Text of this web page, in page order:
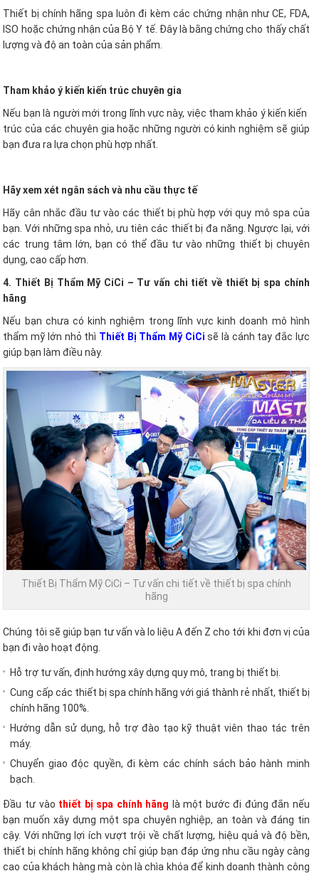
Thiết bị chính hãng spa luôn đi kèm các chứng nhận như CE, FDA,
ISO hoặc chứng nhận của Bộ Y tế. Đây là bằng chứng cho thấy chất
lượng và độ an toàn của sản phẩm.
Tham khảo ý kiến ​​kiến ​​trúc chuyên gia
Nếu bạn là người mới trong lĩnh vực này, việc tham khảo ý kiến ​​kiến ​​
trúc của các chuyên gia hoặc những người có kinh nghiệm sẽ giúp
bạn đưa ra lựa chọn phù hợp nhất.
Hãy xem xét ngân sách và nhu cầu thực tế
Hãy cân nhắc đầu tư vào các thiết bị phù hợp với quy mô spa của
bạn. Với những spa nhỏ, ưu tiên các thiết bị đa năng. Ngược lại, với
các trung tâm lớn, bạn có thể đầu tư vào những thiết bị chuyên
dụng, cao cấp hơn.
4. Thiết Bị Thẩm Mỹ CiCi – Tư vấn chi tiết về thiết bị spa chính
hãng
Nếu bạn chưa có kinh nghiệm trong lĩnh vực kinh doanh mô hình
thẩm mỹ lớn nhỏ thì Thiết Bị Thẩm Mỹ CiCi sẽ là cánh tay đắc lực
giúp bạn làm điều này.
Thiết Bị Thẩm Mỹ CiCi – Tư vấn chi tiết về thiết bị spa chính
hãng
Chúng tôi sẽ giúp bạn tư vấn và lo liệu A đến Z cho tới khi đơn vị của
bạn đi vào hoạt động.
Hỗ trợ tư vấn, định hướng xây dựng quy mô, trang bị thiết bị.
Cung cấp các thiết bị spa chính hãng với giá thành rẻ nhất, thiết bị
chính hãng 100%.
Hướng dẫn sử dụng, hỗ trợ đào tạo kỹ thuật viên thao tác trên
máy.
Chuyển giao độc quyền, đi kèm các chính sách bảo hành minh
bạch.
Đầu tư vào thiết bị spa chính hãng là một bước đi đúng đắn nếu
bạn muốn xây dựng một spa chuyên nghiệp, an toàn và đáng tin
cậy. Với những lợi ích vượt trội về chất lượng, hiệu quả và độ bền,
thiết bị chính hãng không chỉ giúp bạn đáp ứng nhu cầu ngày càng
cao của khách hàng mà còn là chìa khóa để kinh doanh thành công